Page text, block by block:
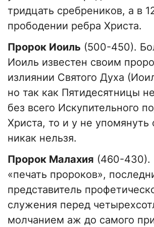
тридцать сребреников, а в
прободении ребра Христа.
Пророк Иоиль (500-450).
Иоиль известен своим
излиянии Святого Духа
но так как Пятидесятницы
без всего Искупительного
Христа, то и у не
никак нельзя.
Пророк Малахия (460-430).
«печать пророков»,
представитель
служения перед
молчанием аж до самого